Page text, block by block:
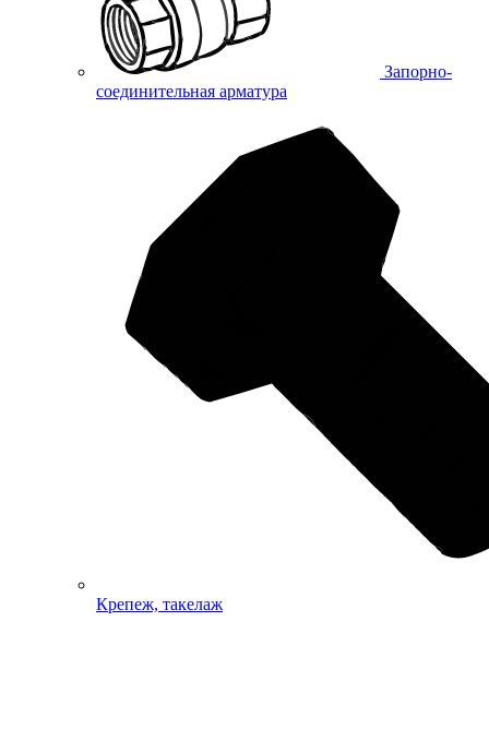
Запорно-
соединительная арматура
Крепеж, такелаж